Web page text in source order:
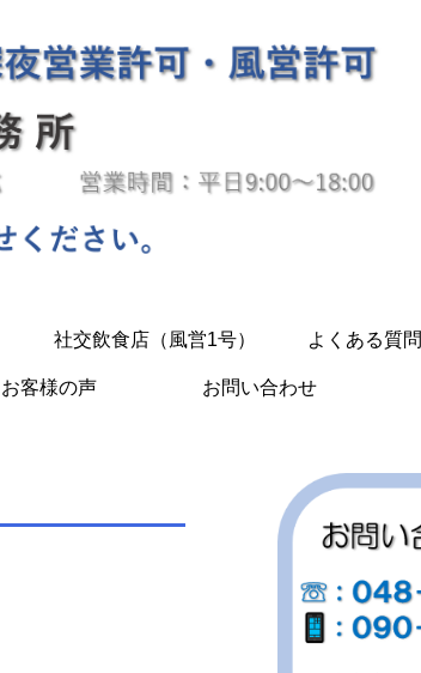
社交飲食店（風営1号） よくある質問
お客様の声 お問い合わせ